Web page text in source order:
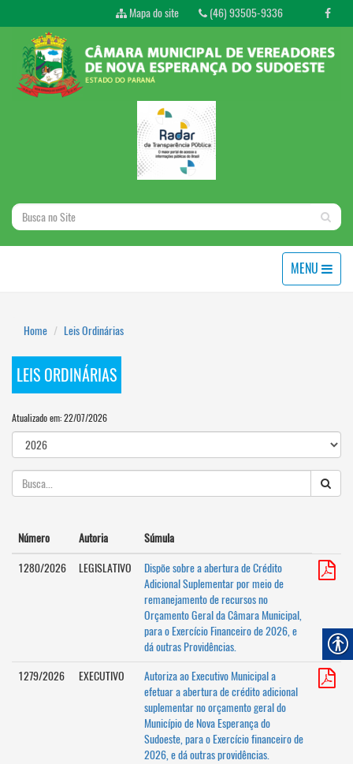
Mapa do site (46) 93505-9336
MENU
Home Leis Ordinárias
LEIS ORDINÁRIAS
Atualizado em: 22/07/2026
Número Autoria
Súmula
1280/2026
LEGISLATIVO
Dispõe sobre a abertura de Crédito
Adicional Suplementar por meio de
remanejamento de recursos no
Orçamento Geral da Câmara Municipal,
para o Exercício Financeiro de 2026, e
dá outras Providências.
1279/2026
EXECUTIVO
Autoriza ao Executivo Municipal a
efetuar a abertura de crédito adicional
suplementar no orçamento geral do
Município de Nova Esperança do
Sudoeste, para o Exercício financeiro de
2026, e dá outras providências.